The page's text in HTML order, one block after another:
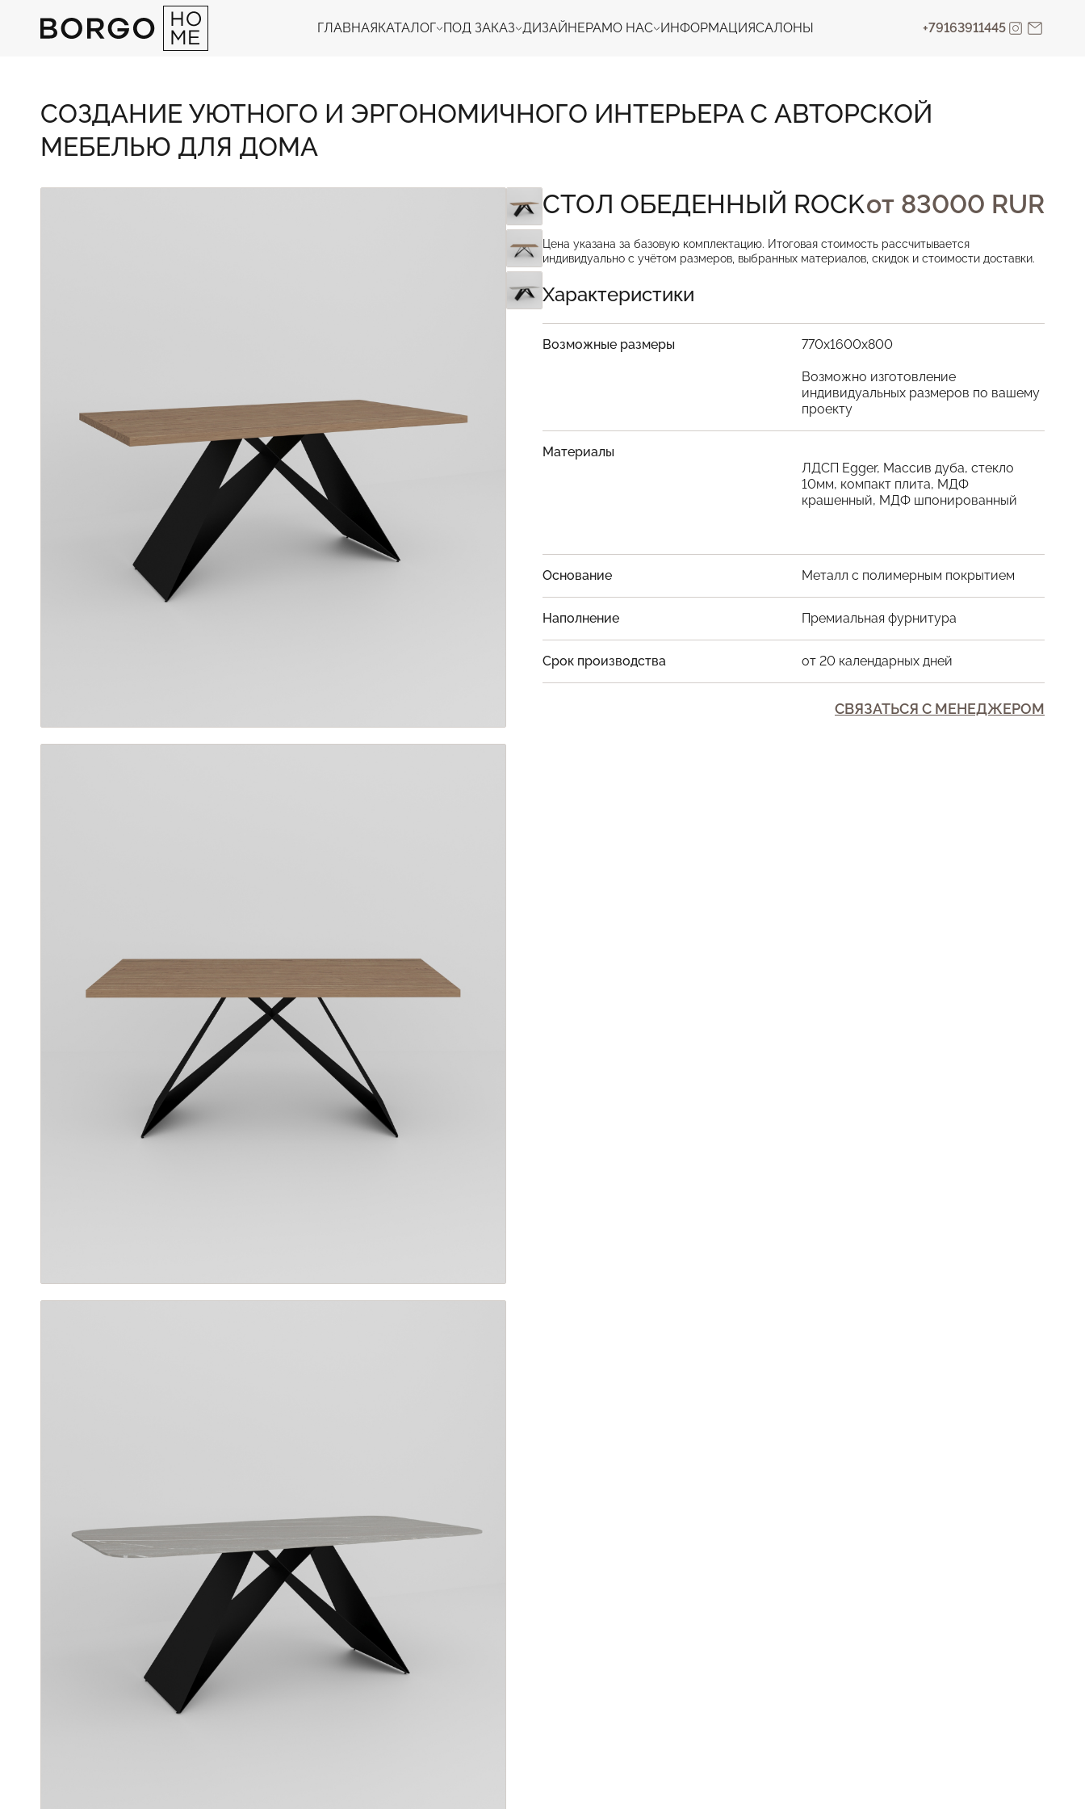
ГЛАВНАЯКАТАЛОГ ПОД ЗАКАЗ ДИЗАЙНЕРАМО НАС ИНФОРМАЦИЯСАЛОНЫ +79163911445
СОЗДАНИЕ УЮТНОГО И ЭРГОНОМИЧНОГО ИНТЕРЬЕРА С АВТОРСКОЙ
МЕБЕЛЬЮ ДЛЯ ДОМА
СТОЛ ОБЕДЕННЫЙ ROCKот 83000 RUR
Цена указана за базовую комплектацию. Итоговая стоимость рассчитывается
индивидуально с учётом размеров, выбранных материалов, скидок и стоимости доставки.
Характеристики
Возможные размеры 770х1600х800
Возможно изготовление
индивидуальных размеров по вашему
проекту
Материалы
ЛДСП Egger, Массив дуба, стекло
10мм, компакт плита, МДФ
крашенный, МДФ шпонированный
Основание Металл с полимерным покрытием
Наполнение Премиальная фурнитура
Срок производства от 20 календарных дней
СВЯЗАТЬСЯ С МЕНЕДЖЕРОМ